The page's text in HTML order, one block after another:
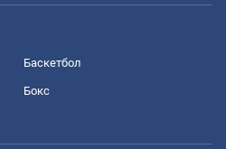
Баскетбол
Бокс